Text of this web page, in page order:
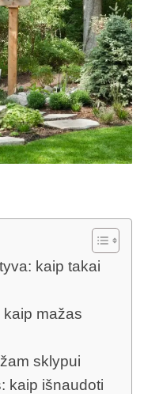
kaip takai
mažas
sklypui
kaip išnaudoti